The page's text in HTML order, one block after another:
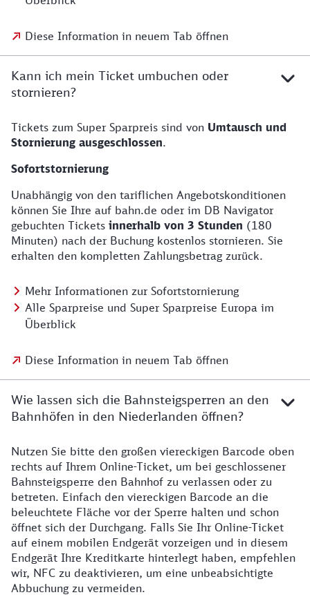
Diese Information in neuem Tab öffnen
Kann ich mein Ticket umbuchen oder
stornieren?
Tickets zum Super Sparpreis sind von Umtausch und
Stornierung ausgeschlossen.
Sofortstornierung
Unabhängig von den tariflichen Angebotskonditionen
können Sie Ihre auf bahn.de oder im DB Navigator
gebuchten Tickets innerhalb von 3 Stunden (180
Minuten) nach der Buchung kostenlos stornieren. Sie
erhalten den kompletten Zahlungsbetrag zurück.
Mehr Informationen zur Sofortstornierung
Alle Sparpreise und Super Sparpreise Europa im
Überblick
Diese Information in neuem Tab öffnen
Wie lassen sich die Bahnsteigsperren an den
Bahnhöfen in den Niederlanden öffnen?
Nutzen Sie bitte den großen viereckigen Barcode oben
rechts auf Ihrem Online-Ticket, um bei geschlossener
Bahnsteigsperre den Bahnhof zu verlassen oder zu
betreten. Einfach den viereckigen Barcode an die
beleuchtete Fläche vor der Sperre halten und schon
öffnet sich der Durchgang. Falls Sie Ihr Online-Ticket
auf einem mobilen Endgerät vorzeigen und in diesem
Endgerät Ihre Kreditkarte hinterlegt haben, empfehlen
wir, NFC zu deaktivieren, um eine unbeabsichtigte
Abbuchung zu vermeiden.